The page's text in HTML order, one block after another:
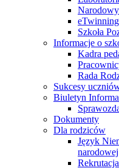
Szkoła
Informacje o
Kadra
Rada
Sukcesy
Biuletyn
Dokumenty
Dla rodziców
Język
narodowej